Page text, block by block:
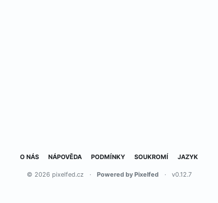
O NÁS NÁPOVĚDA PODMÍNKY SOUKROMÍ JAZYK
© 2026 pixelfed.cz · Powered by Pixelfed · v0.12.7